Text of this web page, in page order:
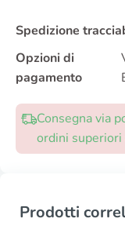
Spedizione
Opzioni di
pagamento
Consegna via
ordini
Prodotti